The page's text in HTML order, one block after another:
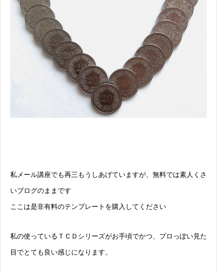
私メール講座でも再三もうしあげていますが、無料では素人くさ
いブログのままです
ここは是非有料のテンプレートを購入してください
私の使っているＴＣＤシリーズがお手頃でかつ、プロっぽい見た
目でとても良い感じになります。